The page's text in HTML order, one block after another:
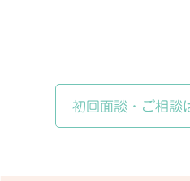
初回面談・ご相談